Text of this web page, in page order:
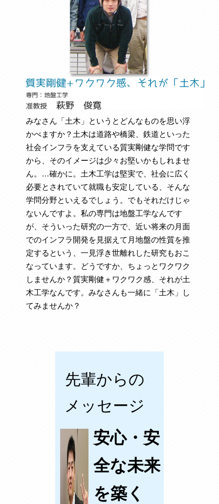
みなさん「土木」というとどんなものを思い浮
かべますか？土木は道路や橋梁、鉄道といった
社会インフラを支えている質実剛健な学問です
から、そのイメージは少々お堅いかもしれませ
ん。…確かに。土木工学は堅実で、社会に広く
必要とされていて就職も安定している、そんな
学問分野といえるでしょう。でもそれだけじゃ
ないんですよ。私の専門は地盤工学なんです
が、そういった研究の一方で、近い将来の月面
でのインフラ開発を見据えて月地盤の性質を推
定するという、一見浮き世離れした研究もおこ
なっています。どうですか、ちょっとワクワク
しませんか？質実剛健＋ワクワク感、それが土
木工学なんです。みなさんも一緒に「土木」し
てみませんか？
先輩からの
メッセージ
安心・安
全な未来
を築く